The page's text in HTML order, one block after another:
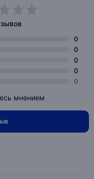
0
0
0
0
0
мнением